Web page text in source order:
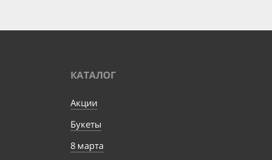
КАТАЛОГ
Акции
Букеты
8 марта